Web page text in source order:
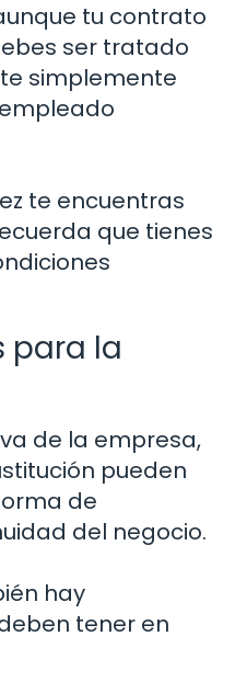
tu contrato
ser tratado
simplemente
te encuentras
que tienes
para la
de la empresa,
pueden
de
del negocio.
hay
tener en